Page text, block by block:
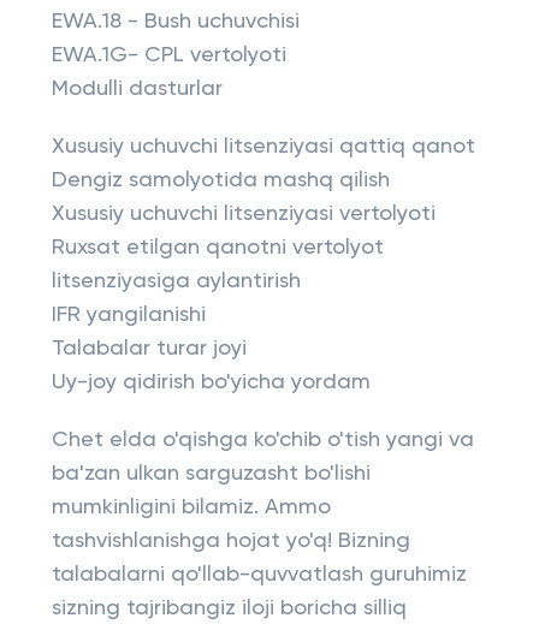
EWA.18 - Bush uchuvchisi
EWA.1G- CPL vertolyoti
Modulli dasturlar
Xususiy uchuvchi litsenziyasi qattiq qanot
Dengiz samolyotida mashq qilish
Xususiy uchuvchi litsenziyasi vertolyoti
Ruxsat etilgan qanotni vertolyot
litsenziyasiga aylantirish
IFR yangilanishi
Talabalar turar joyi
Uy-joy qidirish bo'yicha yordam
Chet elda o'qishga ko'chib o'tish yangi va
ba'zan ulkan sarguzasht bo'lishi
mumkinligini bilamiz. Ammo
tashvishlanishga hojat yo'q! Bizning
talabalarni qo'llab-quvvatlash guruhimiz
sizning tajribangiz iloji boricha silliq